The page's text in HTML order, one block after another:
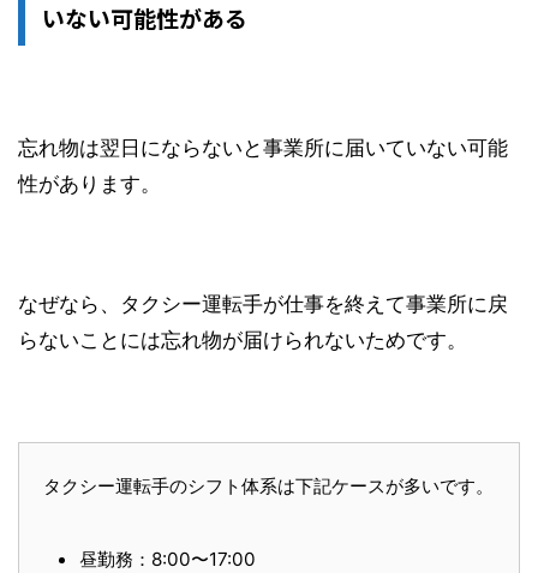
いない可能性がある
忘れ物は翌日にならないと事業所に届いていない可能
性があります。
なぜなら、タクシー運転手が仕事を終えて事業所に戻
らないことには忘れ物が届けられないためです。
タクシー運転手のシフト体系は下記ケースが多いです。
昼勤務：8:00〜17:00